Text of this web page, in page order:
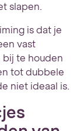
slapen.
is dat je
vast
te houden
tot dubbele
niet ideaal is.